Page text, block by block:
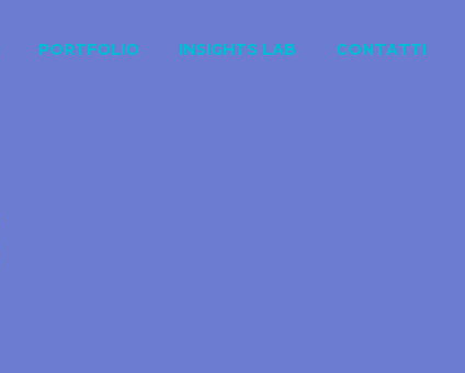
PORTFOLIO INSIGHTS LAB CONTATTI